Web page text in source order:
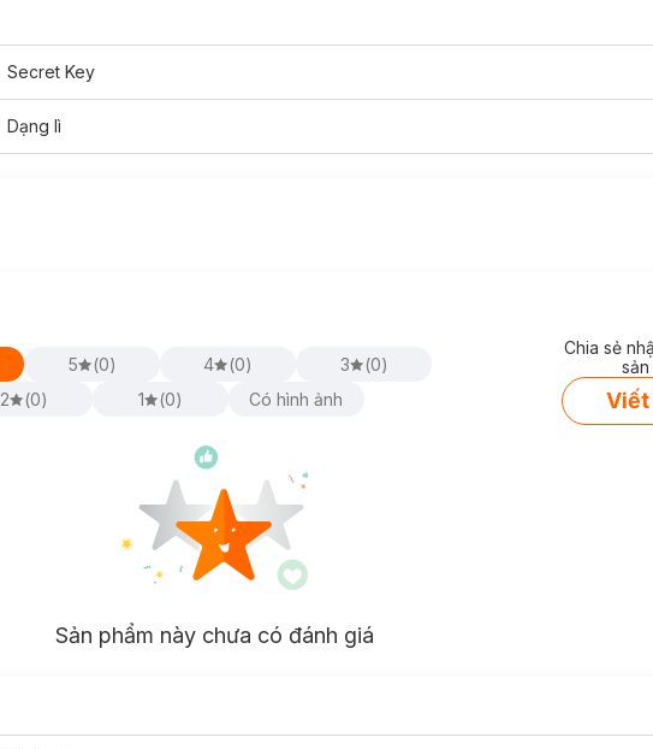
Secret Key
Dạng lì
5 (0) 4 (0) 3 (0)
2
(0) 1 (0) Có hình ảnh
Chia sẻ
Viết
Sản phẩm này chưa có đánh giá